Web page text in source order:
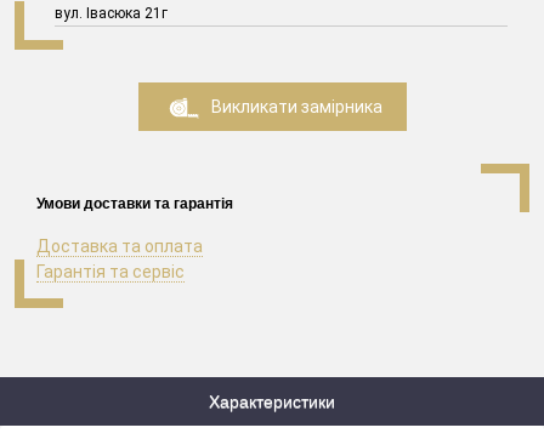
вул. Івасюка 21г
Викликати замірника
Умови доставки та гарантія
Доставка та оплата
Гарантія та сервіс
Характеристики